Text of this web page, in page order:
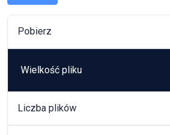
Pobierz
Wielkość pliku
Liczba plików